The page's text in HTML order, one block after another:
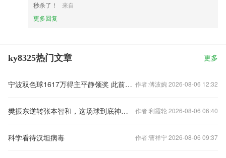
秒杀了！
来自
更多回复
ky8325热门文章 更多
宁波双色球1617万得主平静领奖 此前曾中过87万 作者:傅波婉 2026-08-06 12:32
樊振东逆转张本智和，这场球到底神在哪？ 作者:利霞轮 2026-08-06 06:40
科学看待汉坦病毒 作者:曹祥宁 2026-08-06 09:37